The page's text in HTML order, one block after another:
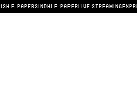
E-PAPERSINDHI E-PAPERLIVE STREAMING